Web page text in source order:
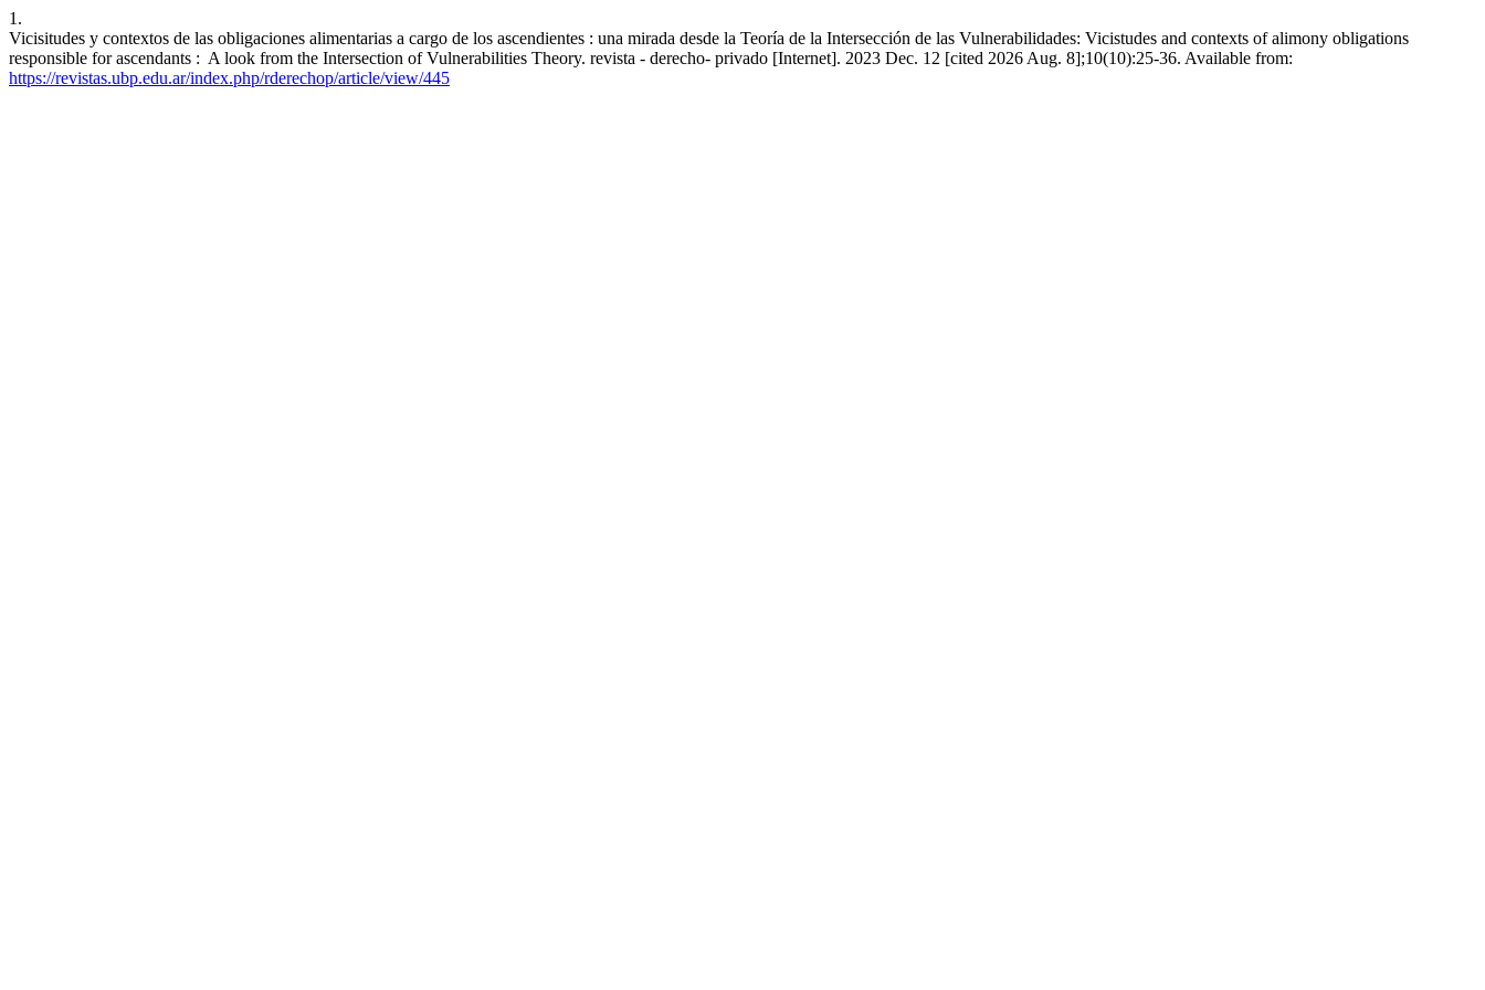
1.
Vicisitudes y contextos de las obligaciones alimentarias a cargo de los ascendientes : una mirada desde la Teoría de la Intersección de las Vulnerabilidades: Vicistudes and contexts of alimony obligations
responsible for ascendants : A look from the Intersection of Vulnerabilities Theory. revista - derecho- privado [Internet]. 2023 Dec. 12 [cited 2026 Aug. 8];10(10):25-36. Available from:
https://revistas.ubp.edu.ar/index.php/rderechop/article/view/445